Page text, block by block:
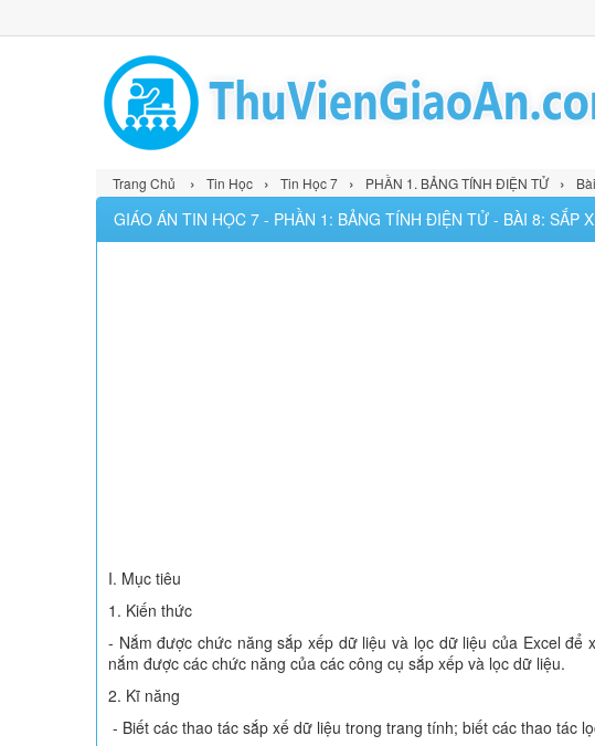
Trang Chủ › Tin Học › Tin Học 7 › PHẦN 1. BẢNG TÍNH ĐIỆN TỬ ›
GIÁO ÁN TIN HỌC 7 - PHẦN 1: BẢNG TÍNH ĐIỆN TỬ - BÀI 8: SẮP
I. Mục tiêu
1. Kiến thức
- Nắm được chức năng sắp xếp dữ liệu và lọc dữ liệu của Excel
nắm được các chức năng của các công cụ sắp xếp và lọc dữ liệu.
2. Kĩ năng
- Biết các thao tác sắp xế dữ liệu trong trang tính; biết các thao tác